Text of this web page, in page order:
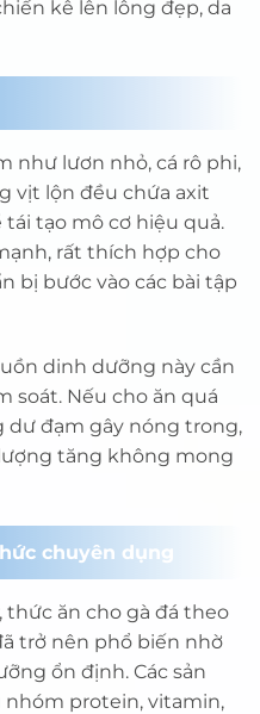
kê lên lông đẹp, da
như lươn nhỏ, cá rô phi,
vịt lộn đều chứa axit
tạo mô cơ hiệu quả.
rất thích hợp cho
bị bước vào các bài tập
dinh dưỡng này cần
soát. Nếu cho ăn quá
dư đạm gây nóng trong,
tăng không mong
chuyên dụng
thức ăn cho gà đá theo
trở nên phổ biến nhờ
ổn định. Các sản
protein, vitamin,